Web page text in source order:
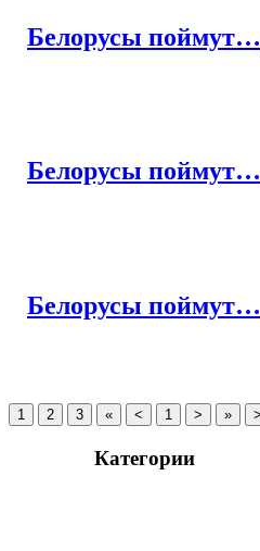
Белорусы поймут…
Белорусы поймут…
Белорусы поймут…
Категории